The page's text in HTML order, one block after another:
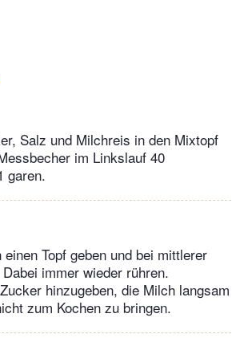
Salz und Milchreis in den Mixtopf
im Linkslauf 40
garen.
Topf geben und bei mittlerer
immer wieder rühren.
hinzugeben, die Milch langsam
zum Kochen zu bringen.